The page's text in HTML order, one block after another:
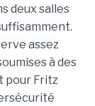
deux salles
assez
à des
pour Fritz